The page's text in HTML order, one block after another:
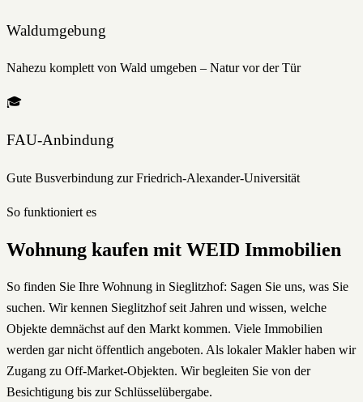
Waldumgebung
Nahezu komplett von Wald umgeben – Natur vor der Tür
🎓
FAU-Anbindung
Gute Busverbindung zur Friedrich-Alexander-Universität
So funktioniert es
Wohnung kaufen mit WEID Immobilien
So finden Sie Ihre Wohnung in Sieglitzhof: Sagen Sie uns, was Sie
suchen. Wir kennen Sieglitzhof seit Jahren und wissen, welche
Objekte demnächst auf den Markt kommen. Viele Immobilien
werden gar nicht öffentlich angeboten. Als lokaler Makler haben wir
Zugang zu Off-Market-Objekten. Wir begleiten Sie von der
Besichtigung bis zur Schlüsselübergabe.